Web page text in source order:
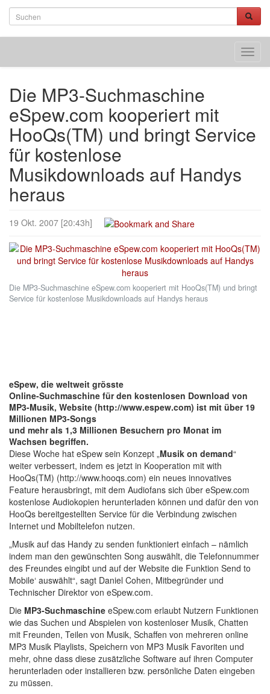
Die MP3-Suchmaschine
eSpew.com kooperiert mit
HooQs(TM) und bringt Service
für kostenlose
Musikdownloads auf Handys
heraus
19 Okt. 2007 [20:43h]
Die MP3-Suchmaschine eSpew.com kooperiert mit HooQs(TM) und bringt
Service für kostenlose Musikdownloads auf Handys heraus
eSpew, die weltweit grösste
Online-Suchmaschine für den kostenlosen Download von
MP3-Musik, Website (http://www.espew.com) ist mit über 19
Millionen MP3-Songs
und mehr als 1,3 Millionen Besuchern pro Monat im
Wachsen begriffen.
Diese Woche hat eSpew sein Konzept „Musik on demand“
weiter verbessert, indem es jetzt in Kooperation mit with
HooQs(TM) (http://www.hooqs.com) ein neues innovatives
Feature herausbringt, mit dem Audiofans sich über eSpew.com
kostenlose Audiokopien herunterladen können und dafür den von
HooQs bereitgestellten Service für die Verbindung zwischen
Internet und Mobiltelefon nutzen.
„Musik auf das Handy zu senden funktioniert einfach – nämlich
indem man den gewünschten Song auswählt, die Telefonnummer
des Freundes eingibt und auf der Website die Funktion Send to
Mobile‘ auswählt“, sagt Daniel Cohen, Mitbegründer und
Technischer Direktor von eSpew.com.
Die MP3-Suchmaschine eSpew.com erlaubt Nutzern Funktionen
wie das Suchen und Abspielen von kostenloser Musik, Chatten
mit Freunden, Teilen von Musik, Schaffen von mehreren online
MP3 Musik Playlists, Speichern von MP3 Musik Favoriten und
mehr, ohne dass diese zusätzliche Software auf ihren Computer
herunterladen oder installieren bzw. persönliche Daten eingeben
zu müssen.